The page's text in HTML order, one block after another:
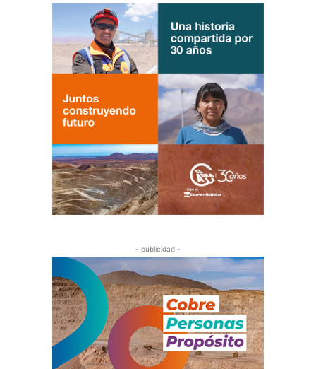
- publicidad -